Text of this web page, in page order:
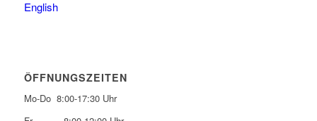
English
ÖFFNUNGSZEITEN
Mo-Do 8:00-17:30 Uhr